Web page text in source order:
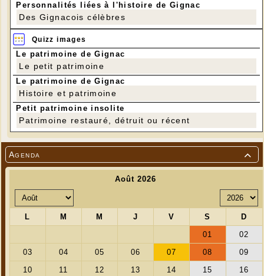

Agenda
Personnalités liées à l'histoire de Gignac
Des Gignacois célèbres
Quizz images
Le patrimoine de Gignac
Le petit patrimoine
Le patrimoine de Gignac
Histoire et patrimoine
Petit patrimoine insolite
Patrimoine restauré, détruit ou récent